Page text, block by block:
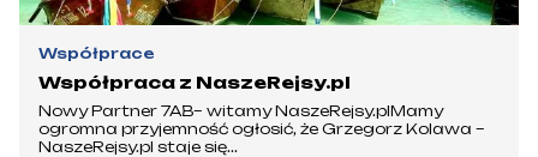
Współprace
Współpraca z NaszeRejsy.pl
Nowy Partner 7AB– witamy NaszeRejsy.plMamy
ogromna przyjemność ogłosić, że Grzegorz Kolawa –
NaszeRejsy.pl staje się...